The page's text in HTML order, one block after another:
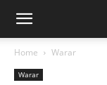
Home Warar
Warar